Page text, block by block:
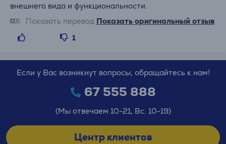
внешнего вида и функциональности.
Показать перевод Показать оригинальный отзыв
1
Если у Вас возникнут вопросы, обращайтесь к нам!
67 555 888
(Мы отвечаем 10-21, Вс. 10-19)
Центр клиентов